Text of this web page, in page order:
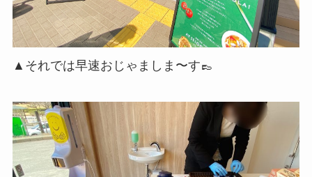
▲それでは早速おじゃましま〜す👞